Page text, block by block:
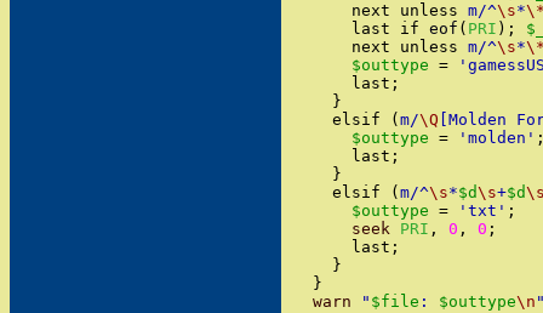
next
unless m/^\s*
last
if eof ( PRI ) ;
next
unless m/^\s*
$outtype = '
last ;
}
elsif
( m/\Q [Molden
$outtype = ' molden '
last ;
}
elsif
( m/^\s*$d\s+$d
$outtype = ' txt ' ;
seek PRI , 0 , 0 ;
last ;
}
}
warn
" $file : $outtype\n